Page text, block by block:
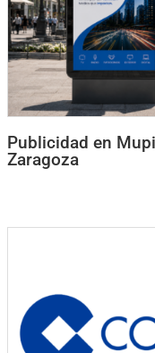
Publicidad en
Zaragoza